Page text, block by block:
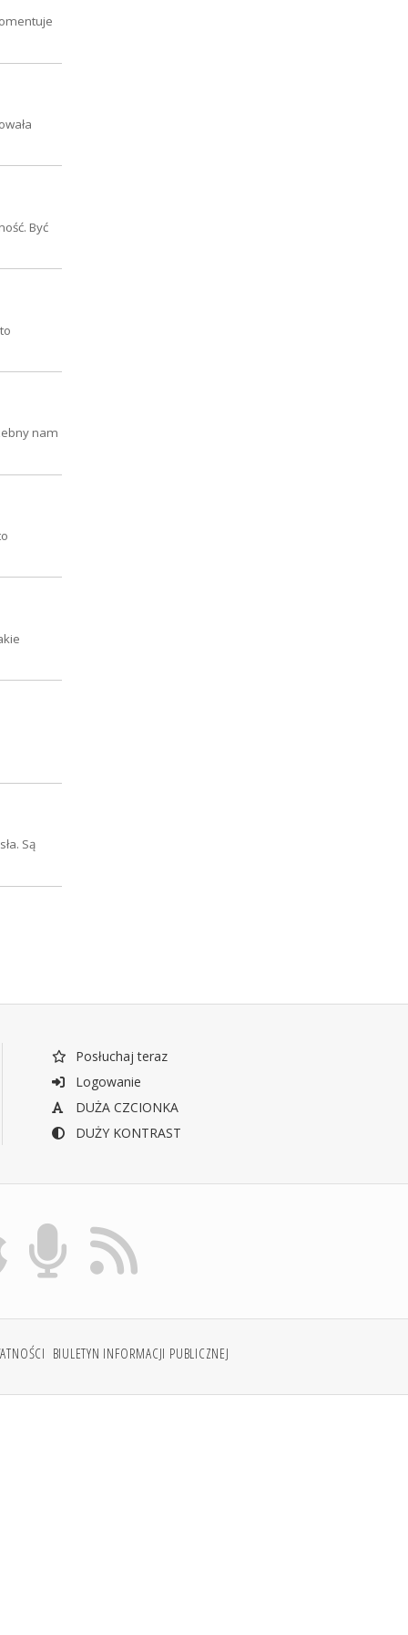
Być
nam
Są
Posłuchaj teraz
Logowanie
DUŻA CZCIONKA
DUŻY KONTRAST
BIULETYN INFORMACJI PUBLICZNEJ